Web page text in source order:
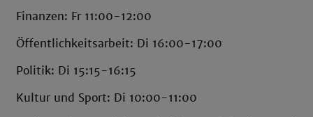
Finanzen: Fr 11:00-12:00
Öffentlichkeitsarbeit: Di 16:00-17:00
Politik: Di 15:15-16:15
Kultur und Sport: Di 10:00-11:00